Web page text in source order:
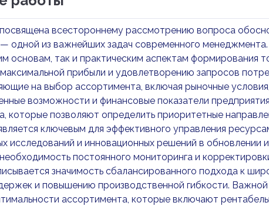
всестороннему рассмотрению вопроса
одной из важнейших задач современного
основам, так и практическим аспектам формирования
прибыли и удовлетворению запросов
на выбор ассортимента, включая рыночные
возможности и финансовые показатели
которые позволяют определить приоритетные
ключевым для эффективного управления
исследований и инновационных решений в обновлении
постоянного мониторинга и
значимость сбалансированного подхода к
и повышению производственной гибкости. Важной
ассортимента, которые включают